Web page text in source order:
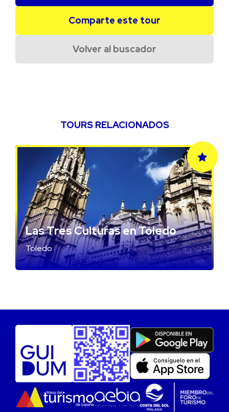
Comparte este tour
Volver al buscador
TOURS RELACIONADOS
Las Tres Culturas en Toledo
Toledo